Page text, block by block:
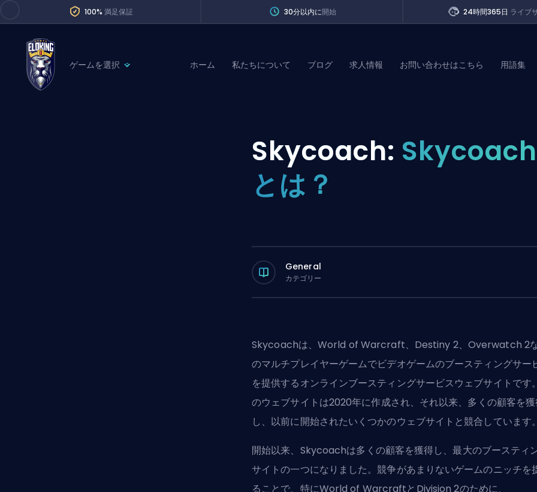
100% 満足保証 30分以内に開始 24時間365日 ライブ
ゲームを選択
Division Boost
Teammate
ホーム 私たちについて ブログ 求人情報 お問い合わせはこちら 用語集
Skycoach: Skycoach
とは？
General
カテゴリー
Skycoachは、World of Warcraft、Destiny 2、Overwatch 2
のマルチプレイヤーゲームでビデオゲームのブースティングサー
を提供するオンラインブースティングサービスウェブサイトです
のウェブサイトは2020年に作成され、それ以来、多くの顧客を
し、以前に開始されたいくつかのウェブサイトと競合しています。
開始以来、Skycoachは多くの顧客を獲得し、最大のブースティ
サイトの一つになりました。競争があまりないゲームのニッチを
ることで、特にWorld of WarcraftとDivision 2のために、